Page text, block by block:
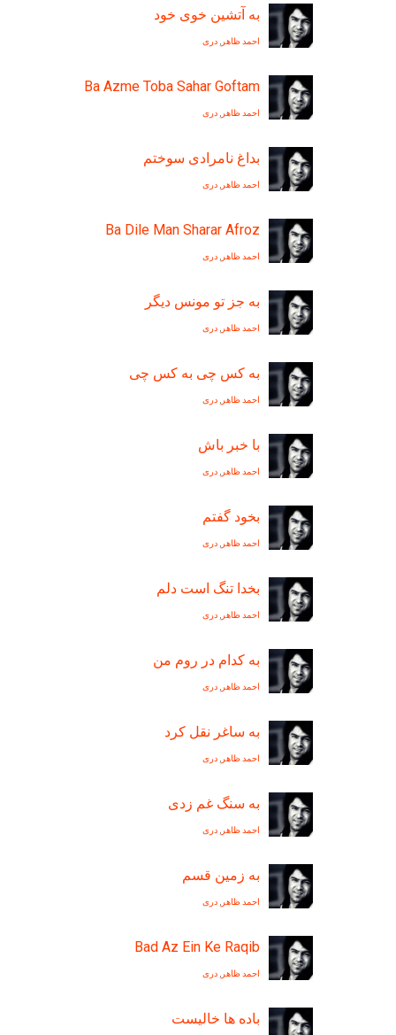
به آتشین خوی خود
احمد ظاهر دری
Ba Azme Toba Sahar Goftam
احمد ظاهر دری
بداغ نامرادی سوختم
احمد ظاهر دری
Ba Dile Man Sharar Afroz
احمد ظاهر دری
به جز تو مونس ديگر
احمد ظاهر دری
به کس چی به کس چی
احمد ظاهر دری
با خبر باش
احمد ظاهر دری
بخود گفتم
احمد ظاهر دری
بخدا تنگ است دلم
احمد ظاهر دری
به کدام در روم من
احمد ظاهر دری
به ساغر نقل کرد
احمد ظاهر دری
به سنگ غم زدی
احمد ظاهر دری
به زمین قسم
احمد ظاهر دری
Bad Az Ein Ke Raqib
احمد ظاهر دری
باده ها خاليست